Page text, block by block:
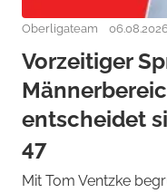
Oberligateam
Vorzeitiger
entscheidet
47
Mit Tom Ventzke